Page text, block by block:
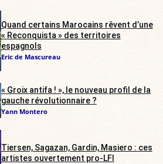
Quand certains Marocains rêvent d’une
« Reconquista » des territoires
espagnols
Eric de Mascureau
« Groix antifa ! », le nouveau profil de la
gauche révolutionnaire ?
Yann Montero
Tiersen, Sagazan, Gardin, Masiero : ces
artistes ouvertement pro-LFI